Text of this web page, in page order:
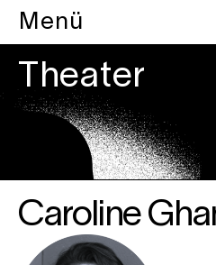
Menü
Theater
Caroline